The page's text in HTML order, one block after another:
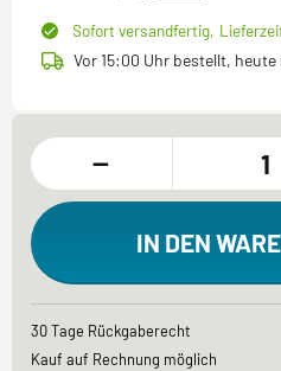
Sofort versandfertig,
Vor 15:00 Uhr bestellt,
-
IN DEN
30 Tage Rückgaberecht
Kauf auf Rechnung möglich